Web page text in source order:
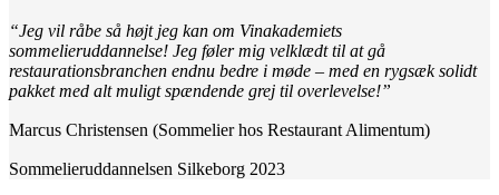
“Jeg vil råbe så højt jeg kan om Vinakademiets
sommelieruddannelse! Jeg føler mig velklædt til at gå
restaurationsbranchen endnu bedre i møde – med en rygsæk solidt
pakket med alt muligt spændende grej til overlevelse!”
Marcus Christensen (Sommelier hos Restaurant Alimentum)
Sommelieruddannelsen Silkeborg 2023